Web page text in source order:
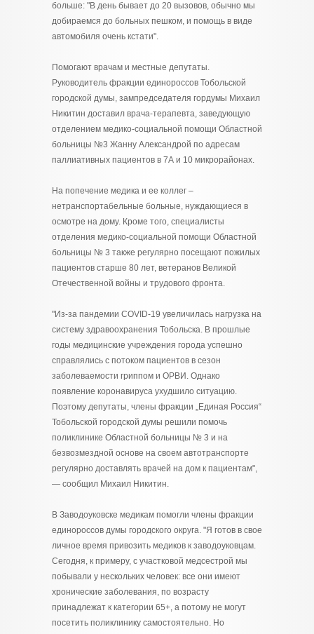
больше: "В день бывает до 20 вызовов, обычно мы
добираемся до больных пешком, и помощь в виде
автомобиля очень кстати".
Помогают врачам и местные депутаты.
Руководитель фракции единороссов Тобольской
городской думы, зампредседателя гордумы Михаил
Никитин доставил врача-терапевта, заведующую
отделением медико-социальной помощи Областной
больницы №3 Жанну Александрой по адресам
паллиативных пациентов в 7А и 10 микрорайонах.
На попечение медика и ее коллег –
нетранспортабельные больные, нуждающиеся в
осмотре на дому. Кроме того, специалисты
отделения медико-социальной помощи Областной
больницы № 3 также регулярно посещают пожилых
пациентов старше 80 лет, ветеранов Великой
Отечественной войны и трудового фронта.
"Из-за пандемии COVID-19 увеличилась нагрузка на
систему здравоохранения Тобольска. В прошлые
годы медицинские учреждения города успешно
справлялись с потоком пациентов в сезон
заболеваемости гриппом и ОРВИ. Однако
появление коронавируса ухудшило ситуацию.
Поэтому депутаты, члены фракции „Единая Россия“
Тобольской городской думы решили помочь
поликлинике Областной больницы № 3 и на
безвозмездной основе на своем автотранспорте
регулярно доставлять врачей на дом к пациентам",
— сообщил Михаил Никитин.
В Заводоуковске медикам помогли члены фракции
единороссов думы городского округа. "Я готов в свое
личное время привозить медиков к заводоуковцам.
Сегодня, к примеру, с участковой медсестрой мы
побывали у нескольких человек: все они имеют
хронические заболевания, по возрасту
принадлежат к категории 65+, а потому не могут
посетить поликлинику самостоятельно. Но